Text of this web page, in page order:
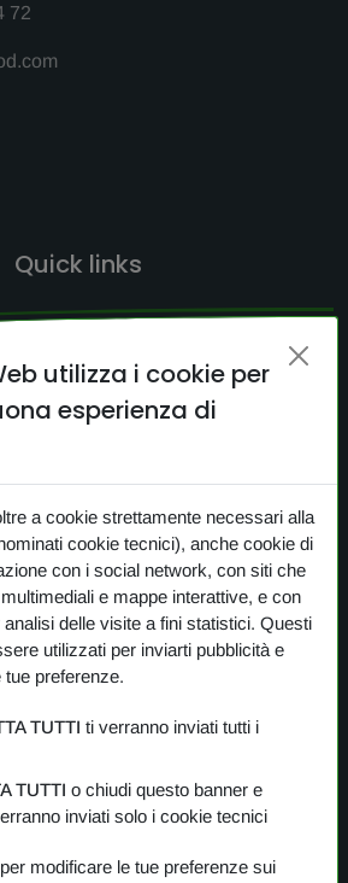
72
Quick links
NEWS
PRIVACY
COOKIE
prodotti
One Planet
Gestures of Love
utilizza i cookie per
esperienza di
a cookie strettamente necessari alla
cookie tecnici), anche cookie di
con i social network, con siti che
e mappe interattive, e con
delle visite a fini statistici. Questi
utilizzati per inviarti pubblicità e
preferenze.
TUTTI ti verranno inviati tutti i
TUTTI o chiudi questo banner e
inviati solo i cookie tecnici
modificare le tue preferenze sui